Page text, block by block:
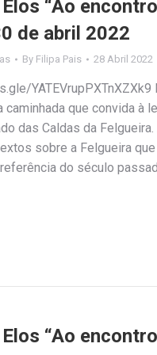
“Ao
de abril 2022
By Filipa Pais 28 Abril 2022
YATEVrupPXTnXZXk9
caminhada que convida à
das Caldas da
sobre a Felgueira
do século
“Ao